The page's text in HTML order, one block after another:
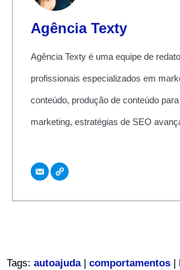
Agência Texty
Agência Texty é uma equipe de
profissionais especializados em
conteúdo, produção de conteúdo
marketing, estratégias de SEO
Tags: autoajuda| comportamentos|